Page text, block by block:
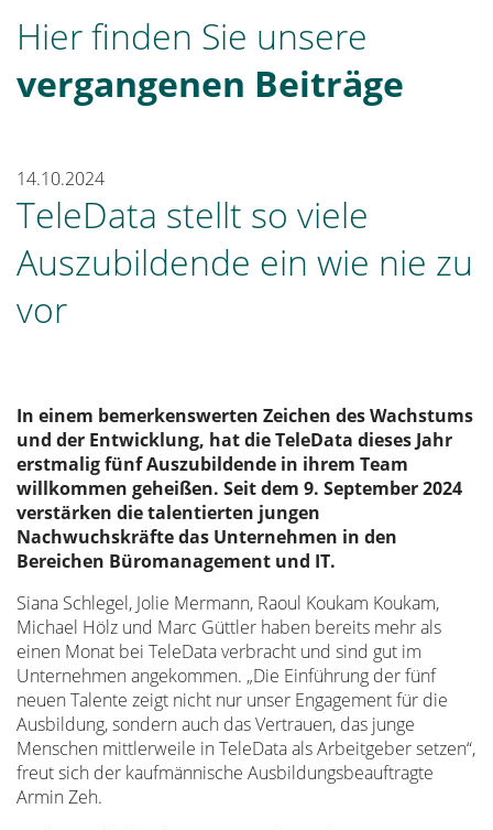
Hier finden Sie unsere
vergangenen Beiträge
14.10.2024
TeleData stellt so viele
Auszubildende ein wie nie zu
vor
In einem bemerkenswerten Zeichen des Wachstums
und der Entwicklung, hat die TeleData dieses Jahr
erstmalig fünf Auszubildende in ihrem Team
willkommen geheißen. Seit dem 9. September 2024
verstärken die talentierten jungen
Nachwuchskräfte das Unternehmen in den
Bereichen Büromanagement und IT.
Siana Schlegel, Jolie Mermann, Raoul Koukam Koukam,
Michael Hölz und Marc Güttler haben bereits mehr als
einen Monat bei TeleData verbracht und sind gut im
Unternehmen angekommen. „Die Einführung der fünf
neuen Talente zeigt nicht nur unser Engagement für die
Ausbildung, sondern auch das Vertrauen, das junge
Menschen mittlerweile in TeleData als Arbeitgeber setzen“,
freut sich der kaufmännische Ausbildungsbeauftragte
Armin Zeh.